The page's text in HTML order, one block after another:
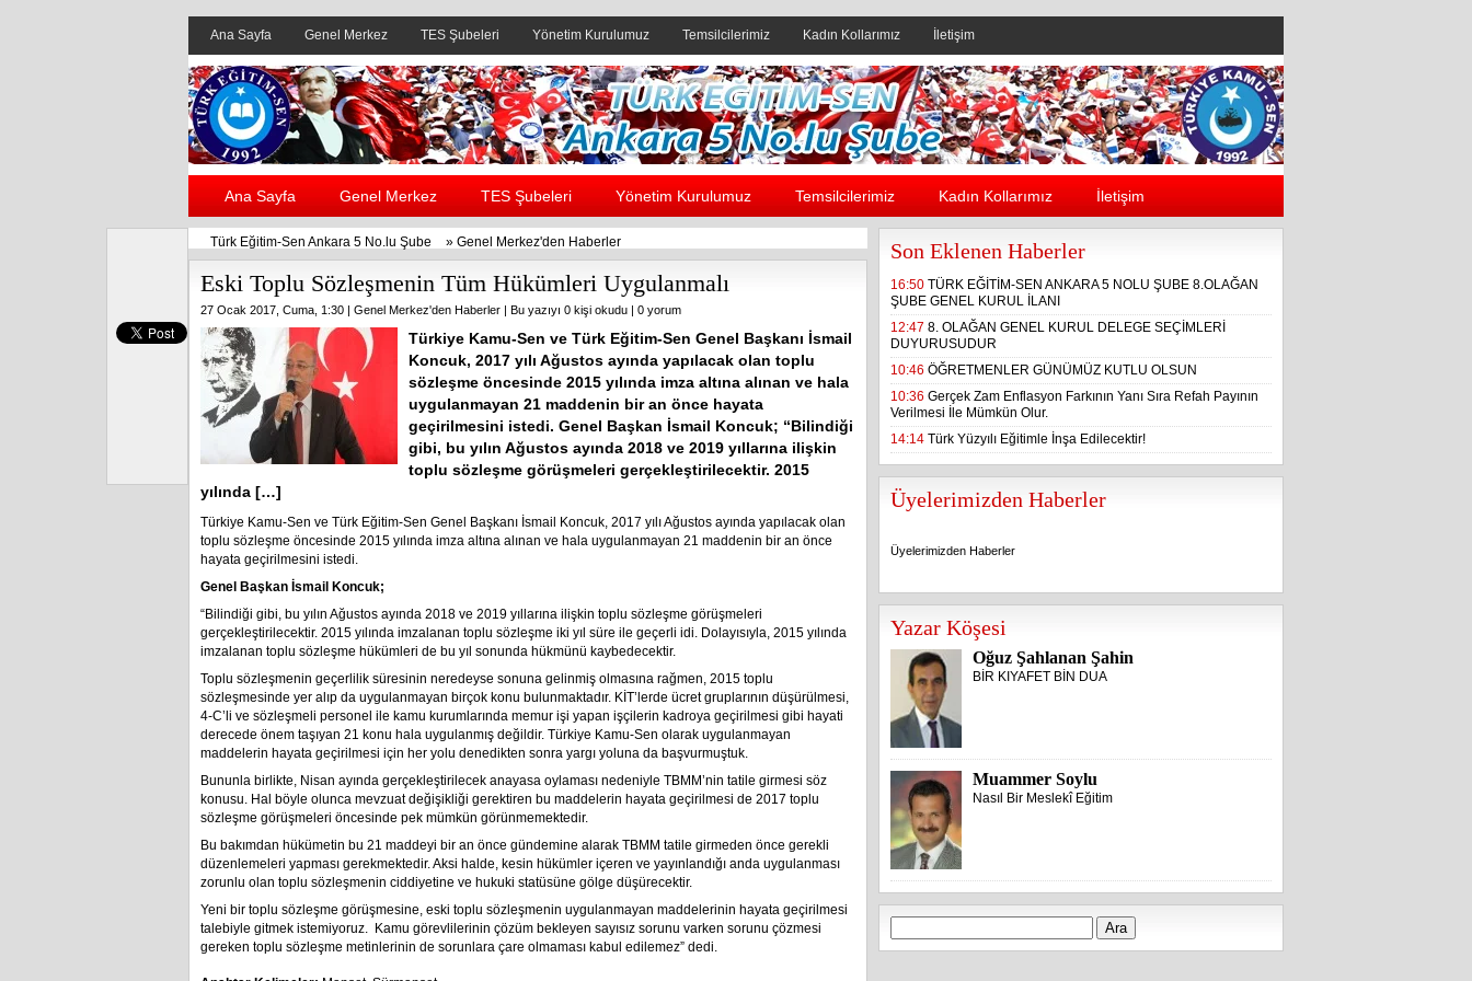
Ana Sayfa Genel Merkez TES Şubeleri Yönetim Kurulumuz Temsilcilerimiz Kadın Kollarımız İletişim
Header yanı reklam alanı
Ana Sayfa Genel Merkez TES Şubeleri Yönetim Kurulumuz Temsilcilerimiz Kadın Kollarımız İletişim
Türk Eğitim-Sen Ankara 5 No.lu Şube » Genel Merkez'den Haberler
Eski Toplu Sözleşmenin Tüm Hükümleri Uygulanmalı
27 Ocak 2017, Cuma, 1:30 | Genel Merkez'den Haberler | Bu yazıyı 0 kişi okudu | 0 yorum
Türkiye Kamu-Sen ve Türk Eğitim-Sen Genel Başkanı İsmail
Koncuk, 2017 yılı Ağustos ayında yapılacak olan toplu
sözleşme öncesinde 2015 yılında imza altına alınan ve hala
uygulanmayan 21 maddenin bir an önce hayata
geçirilmesini istedi. Genel Başkan İsmail Koncuk; “Bilindiği
gibi, bu yılın Ağustos ayında 2018 ve 2019 yıllarına ilişkin
toplu sözleşme görüşmeleri gerçekleştirilecektir. 2015
yılında […]
Türkiye Kamu-Sen ve Türk Eğitim-Sen Genel Başkanı İsmail Koncuk, 2017 yılı Ağustos ayında yapılacak olan
toplu sözleşme öncesinde 2015 yılında imza altına alınan ve hala uygulanmayan 21 maddenin bir an önce
hayata geçirilmesini istedi.
Genel Başkan İsmail Koncuk;
“Bilindiği gibi, bu yılın Ağustos ayında 2018 ve 2019 yıllarına ilişkin toplu sözleşme görüşmeleri
gerçekleştirilecektir. 2015 yılında imzalanan toplu sözleşme iki yıl süre ile geçerli idi. Dolayısıyla, 2015 yılında
imzalanan toplu sözleşme hükümleri de bu yıl sonunda hükmünü kaybedecektir.
Toplu sözleşmenin geçerlilik süresinin neredeyse sonuna gelinmiş olmasına rağmen, 2015 toplu
sözleşmesinde yer alıp da uygulanmayan birçok konu bulunmaktadır. KİT’lerde ücret gruplarının düşürülmesi,
4-C’li ve sözleşmeli personel ile kamu kurumlarında memur işi yapan işçilerin kadroya geçirilmesi gibi hayati
derecede önem taşıyan 21 konu hala uygulanmış değildir. Türkiye Kamu-Sen olarak uygulanmayan
maddelerin hayata geçirilmesi için her yolu denedikten sonra yargı yoluna da başvurmuştuk.
Bununla birlikte, Nisan ayında gerçekleştirilecek anayasa oylaması nedeniyle TBMM’nin tatile girmesi söz
konusu. Hal böyle olunca mevzuat değişikliği gerektiren bu maddelerin hayata geçirilmesi de 2017 toplu
sözleşme görüşmeleri öncesinde pek mümkün görünmemektedir.
Bu bakımdan hükümetin bu 21 maddeyi bir an önce gündemine alarak TBMM tatile girmeden önce gerekli
düzenlemeleri yapması gerekmektedir. Aksi halde, kesin hükümler içeren ve yayınlandığı anda uygulanması
zorunlu olan toplu sözleşmenin ciddiyetine ve hukuki statüsüne gölge düşürecektir.
Yeni bir toplu sözleşme görüşmesine, eski toplu sözleşmenin uygulanmayan maddelerinin hayata geçirilmesi
talebiyle gitmek istemiyoruz. Kamu görevlilerinin çözüm bekleyen sayısız sorunu varken sorunu çözmesi
gereken toplu sözleşme metinlerinin de sorunlara çare olmaması kabul edilemez” dedi.
Son Eklenen Haberler
16:50 TÜRK EĞİTİM-SEN ANKARA 5 NOLU ŞUBE 8.OLAĞAN
ŞUBE GENEL KURUL İLANI
12:47 8. OLAĞAN GENEL KURUL DELEGE SEÇİMLERİ
DUYURUSUDUR
10:46 ÖĞRETMENLER GÜNÜMÜZ KUTLU OLSUN
10:36 Gerçek Zam Enflasyon Farkının Yanı Sıra Refah Payının
Verilmesi İle Mümkün Olur.
14:14 Türk Yüzyılı Eğitimle İnşa Edilecektir!
Üyelerimizden Haberler
Üyelerimizden Haberler
Yazar Köşesi
Oğuz Şahlanan Şahin
BİR KIYAFET BİN DUA
Muammer Soylu
Nasıl Bir Meslekî Eğitim
Arama: